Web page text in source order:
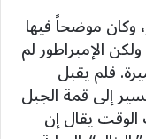
وكان موضحاً فيها
الإمبراطور لم
فلم يقبل
إلى قمة الجبل
يقال إن